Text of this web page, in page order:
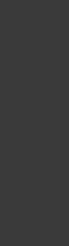
بلا
تضمن
هذه
ما